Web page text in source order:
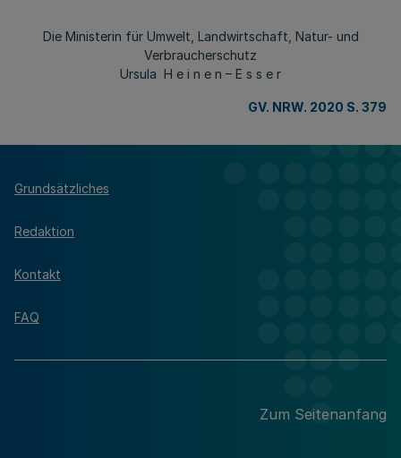
Die Ministerin für Umwelt, Landwirtschaft, Natur- und
Verbraucherschutz
Ursula H e i n e n – E s s e r
GV. NRW. 2020 S. 379
Grundsätzliches
Redaktion
Kontakt
FAQ
Zum Seitenanfang